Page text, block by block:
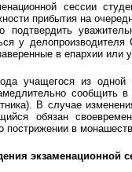
сессии
прибытия на
подтвердить
у
в епархии или
учащегося из
сообщить
В случае
обязан
пострижении в
экзаменационной